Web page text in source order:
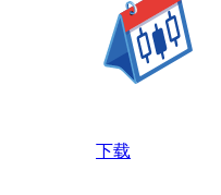
下载